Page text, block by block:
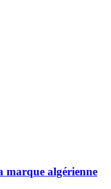
marque algérienne